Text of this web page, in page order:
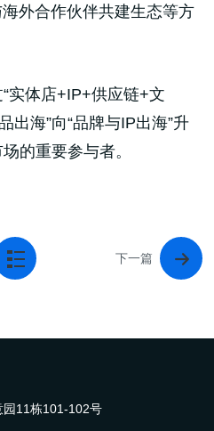
外合作伙伴共建生态等方
实体店+IP+供应链+文
出海”向“品牌与IP出海”升
的重要参与者。
下一篇
园11栋101-102号